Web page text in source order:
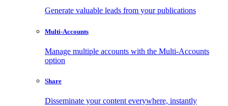
Generate valuable leads from your publications
Multi-Accounts
Manage multiple accounts with the Multi-Accounts
option
Share
Disseminate your content everywhere, instantly